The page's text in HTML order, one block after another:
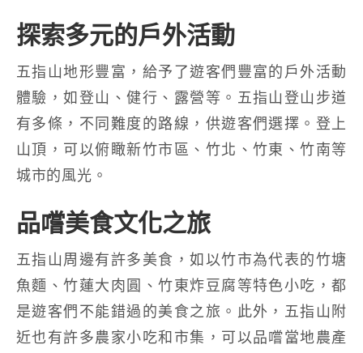
探索多元的戶外活動
五指山地形豐富，給予了遊客們豐富的戶外活動
體驗，如登山、健行、露營等。五指山登山步道
有多條，不同難度的路線，供遊客們選擇。登上
山頂，可以俯瞰新竹市區、竹北、竹東、竹南等
城市的風光。
品嚐美食文化之旅
五指山周邊有許多美食，如以竹市為代表的竹塘
魚麵、竹蓮大肉圓、竹東炸豆腐等特色小吃，都
是遊客們不能錯過的美食之旅。此外，五指山附
近也有許多農家小吃和市集，可以品嚐當地農產